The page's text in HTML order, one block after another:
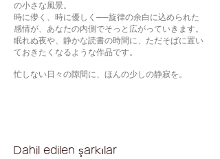
の小さな風景。
時に儚く、時に優しく──旋律の余白に込められた
感情が、あなたの内側でそっと広がっていきます。
眠れぬ夜や、静かな読書の時間に、ただそばに置い
ておきたくなるような作品です。
忙しない日々の隙間に、ほんの少しの静寂を。
Dahil edilen şarkılar